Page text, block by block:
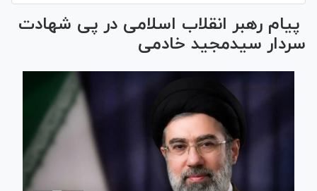
پیام رهبر انقلاب اسلامی در پی شهادت
سردار سیدمجید خادمی